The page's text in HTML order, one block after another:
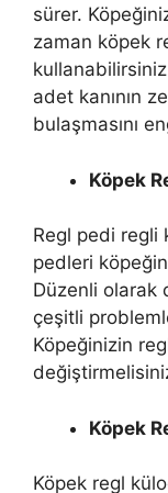
sürer.
zaman köpek
adet kanının
bulaşmasını
Köpek
Regl pedi regli
pedleri
Düzenli olarak
çeşitli
Köpeğinizin
Köpek
Köpek regl